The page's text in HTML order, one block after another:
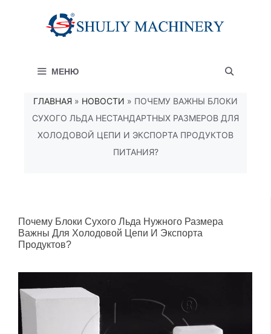
МЕНЮ
ГЛАВНАЯ » НОВОСТИ » ПОЧЕМУ ВАЖНЫ БЛОКИ
СУХОГО ЛЬДА НЕСТАНДАРТНЫХ РАЗМЕРОВ ДЛЯ
ХОЛОДОВОЙ ЦЕПИ И ЭКСПОРТА ПРОДУКТОВ
ПИТАНИЯ?
Почему Блоки Сухого Льда Нужного Размера
Важны Для Холодовой Цепи И Экспорта
Продуктов?